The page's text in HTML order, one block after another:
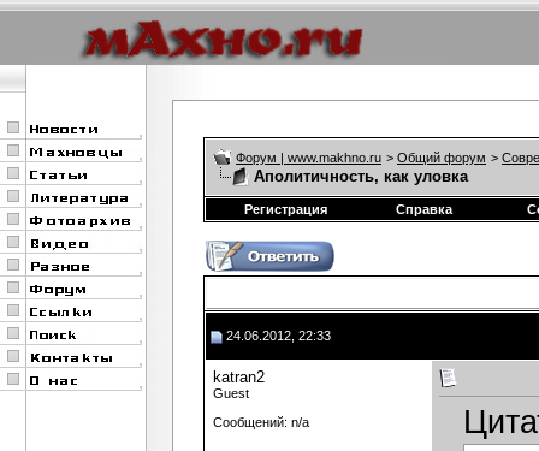
Форум | www.makhno.ru > Общий форум >
Аполитичность, как уловка
Регистрация Справка
24.06.2012, 22:33
katran2
Guest
Сообщений: n/a